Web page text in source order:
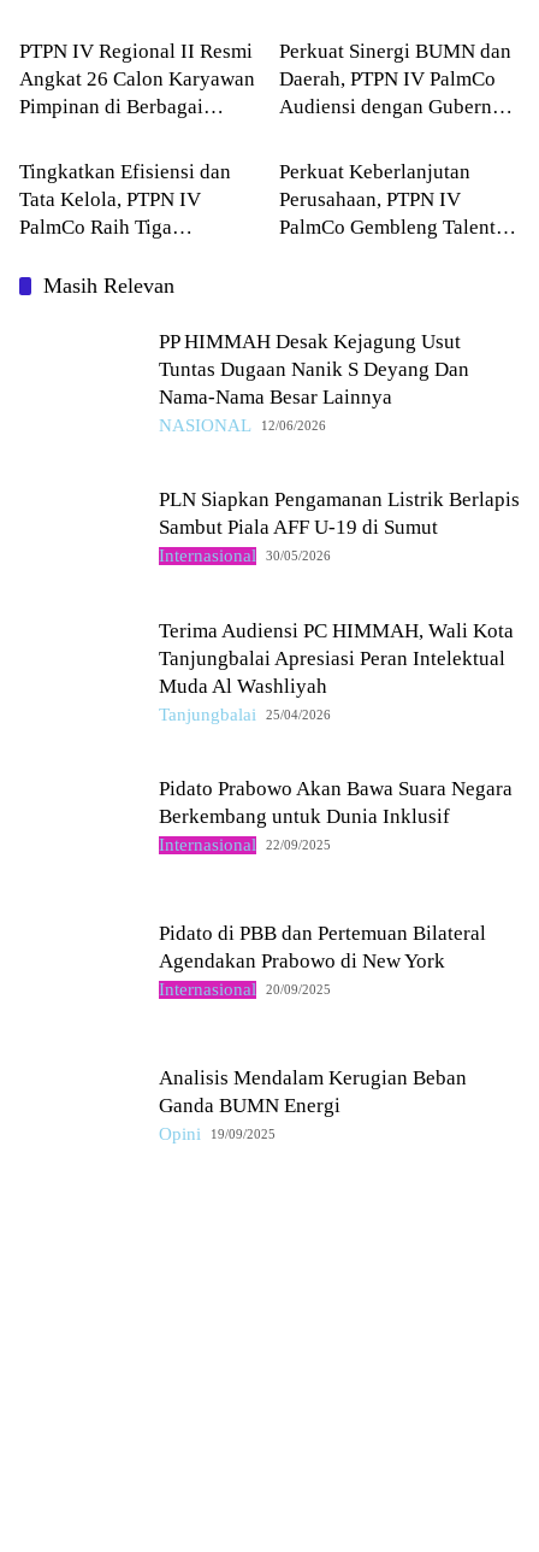
PTPN IV Regional II Resmi
Angkat 26 Calon Karyawan
Pimpinan di Berbagai
Perkuat Sinergi BUMN dan
Daerah, PTPN IV PalmCo
Audiensi dengan Gubernur
NASIONAL
Tingkatkan Efisiensi dan
Tata Kelola, PTPN IV
PalmCo Raih Tiga
Group 2026
Perkuat Keberlanjutan
Perusahaan, PTPN IV
PalmCo Gembleng Talenta
Masih Relevan
PP HIMMAH Desak Kejagung Usut
Tuntas Dugaan Nanik S Deyang Dan
Nama-Nama Besar Lainnya
NASIONAL 12/06/2026
PLN Siapkan Pengamanan Listrik Berlapis
Sambut Piala AFF U-19 di Sumut
Internasional 30/05/2026
Terima Audiensi PC HIMMAH, Wali Kota
Tanjungbalai Apresiasi Peran Intelektual
Muda Al Washliyah
Tanjungbalai 25/04/2026
Pidato Prabowo Akan Bawa Suara Negara
Berkembang untuk Dunia Inklusif
Internasional 22/09/2025
Pidato di PBB dan Pertemuan Bilateral
Agendakan Prabowo di New York
Internasional 20/09/2025
Analisis Mendalam Kerugian Beban
Ganda BUMN Energi
Opini 19/09/2025